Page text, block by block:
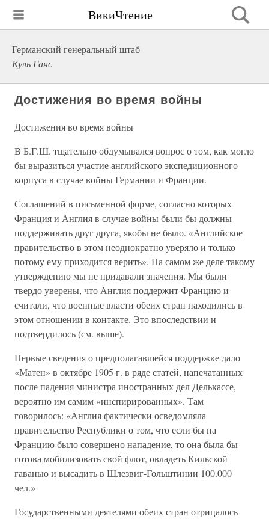
ВикиЧтение
Германский генеральный штаб
Куль Ганс
Достижения во время войны
Достижения во время войны
В Б.Г.Ш. тщательно обдумывался вопрос о том, как могло
бы выразиться участие английского экспедиционного
корпуса в случае войны Германии и Франции.
Соглашений в письменной форме, согласно которых
Франция и Англия в случае войны были бы должны
поддерживать друг друга, якобы не было. «Английское
правительство в этом неоднократно уверяло и только
потому ему приходится верить». На самом же деле такому
утверждению мы не придавали значения. Мы были
твердо уверены, что Англия поддержит Францию и
считали, что военные власти обеих стран находились в
этом отношении в контакте. Это впоследствии и
подтвердилось (см. выше).
Первые сведения о предполагавшейся поддержке дало
«Матен» в октябре 1905 г. в ряде статей, напечатанных
после падения министра иностранных дел Делькассе,
вероятно им самим «инспирированных». Там
говорилось: «Англия фактически осведомляла
правительство Республики о том, что если бы на
Францию было совершено нападение, то она была бы
готова мобилизовать свой флот, овладеть Кильской
гаванью и высадить в Шлезвиг-Гольштинии 100.000
чел.»
Государственными деятелями обеих стран отрицалось